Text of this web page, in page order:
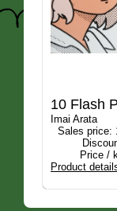
10 Flash
Imai Arata
Sales price:
Price /
Product